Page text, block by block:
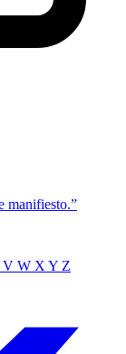
manifiesto.”
V W X Y Z